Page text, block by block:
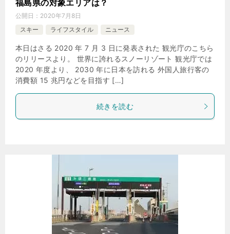
福島県の対象エリアは？
公開日： 2020年7月8日
スキー
ライフスタイル ニュース
本日はさる 2020 年 7 月 3 日に発表された 観光庁のこちら
のリリースより。 世界に誇れるスノーリゾート 観光庁では
2020 年度より、 2030 年に日本を訪れる 外国人旅行客の
消費額 15 兆円などを目指す […]
続きを読む